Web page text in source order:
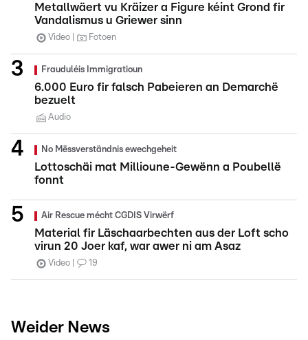
Metallwäert vu Kräizer a Figure kéint Grond fir
Vandalismus u Griewer sinn
Video Fotoen
Frauduléis Immigratioun
6.000 Euro fir falsch Pabeieren an Demarchë
bezuelt
Audio
No Mëssverständnis ewechgeheit
Lottoschäi mat Millioune-Gewënn a Poubellë
fonnt
Air Rescue mécht CGDIS Virwërf
Material fir Läschaarbechten aus der Loft scho
virun 20 Joer kaf, war awer ni am Asaz
Video 19
Weider News